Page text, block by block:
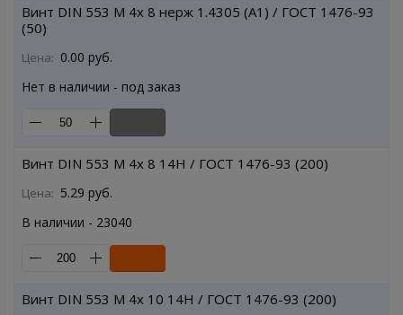
Винт DIN 553 M 4x 8 нерж 1.4305 (A1) / ГОСТ 1476-93
(50)
Цена: 0.00 руб.
Нет в наличии - под заказ
Винт DIN 553 M 4x 8 14H / ГОСТ 1476-93 (200)
Цена: 5.29 руб.
В наличии - 23040
Винт DIN 553 M 4x 10 14H / ГОСТ 1476-93 (200)